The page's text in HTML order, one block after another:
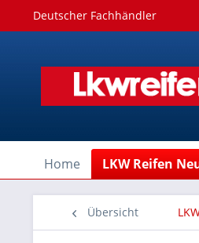
Deutscher Fachhändler
Home LKW Reifen
Übersicht